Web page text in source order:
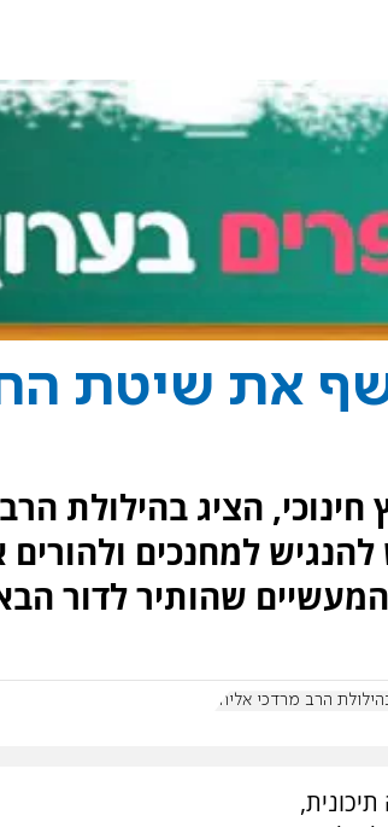
את שיטת
הציג בהילולת
למחנכים ולהורים
שהותיר לדור